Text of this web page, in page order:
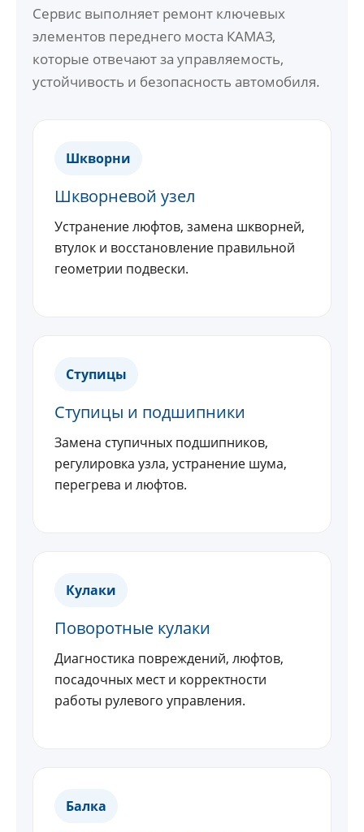
Сервис выполняет ремонт ключевых
элементов переднего моста КАМАЗ,
которые отвечают за управляемость,
устойчивость и безопасность автомобиля.
Шкворни
Шкворневой узел
Устранение люфтов, замена шкворней,
втулок и восстановление правильной
геометрии подвески.
Ступицы
Ступицы и подшипники
Замена ступичных подшипников,
регулировка узла, устранение шума,
перегрева и люфтов.
Кулаки
Поворотные кулаки
Диагностика повреждений, люфтов,
посадочных мест и корректности
работы рулевого управления.
Балка